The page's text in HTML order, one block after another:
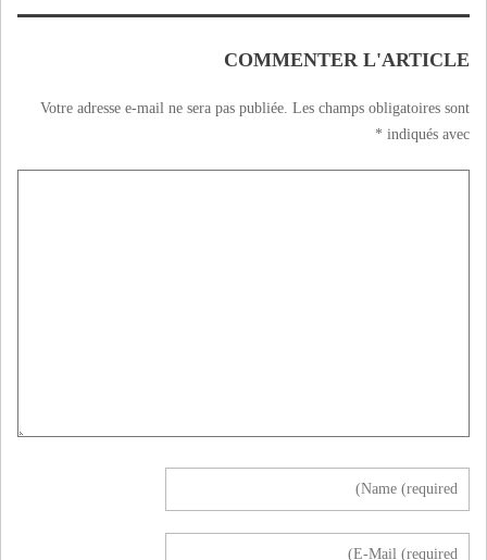
COMMENTER L'ARTICLE
Votre adresse e-mail ne sera pas publiée. Les champs obligatoires sont
indiqués avec
*